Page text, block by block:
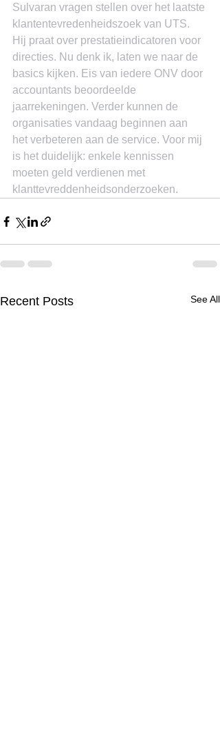
Sulvaran vragen stellen over het laatste
klantentevredenheidszoek van UTS.
Hij praat over prestatieindicatoren voor
directies. Nu denk ik, laten we naar de
basics kijken. Eis van iedere ONV door
accountants beoordeelde
jaarrekeningen. Verder kunnen de
organisaties vandaag beginnen aan
het verbeteren aan de service. Voor mij
is het duidelijk: enkele kennissen
moeten geld verdienen met
klanttevreddenheidsonderzoeken.
Recent Posts See All